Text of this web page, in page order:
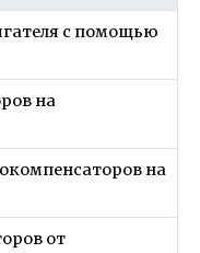
с помощью
на
на
от